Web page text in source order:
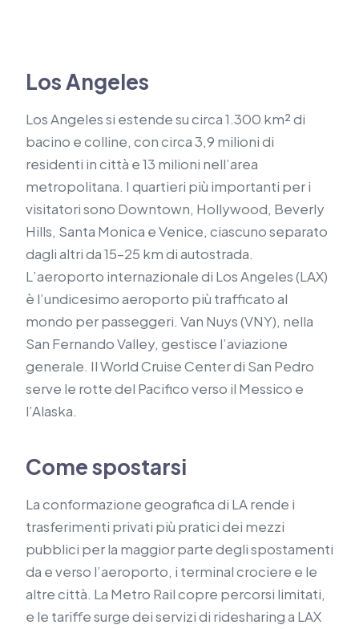
Los Angeles
Los Angeles si estende su circa 1.300 km² di
bacino e colline, con circa 3,9 milioni di
residenti in città e 13 milioni nell’area
metropolitana. I quartieri più importanti per i
visitatori sono Downtown, Hollywood, Beverly
Hills, Santa Monica e Venice, ciascuno separato
dagli altri da 15–25 km di autostrada.
L’aeroporto internazionale di Los Angeles (LAX)
è l’undicesimo aeroporto più trafficato al
mondo per passeggeri. Van Nuys (VNY), nella
San Fernando Valley, gestisce l’aviazione
generale. Il World Cruise Center di San Pedro
serve le rotte del Pacifico verso il Messico e
l’Alaska.
Come spostarsi
La conformazione geografica di LA rende i
trasferimenti privati più pratici dei mezzi
pubblici per la maggior parte degli spostamenti
da e verso l’aeroporto, i terminal crociere e le
altre città. La Metro Rail copre percorsi limitati,
e le tariffe surge dei servizi di ridesharing a LAX